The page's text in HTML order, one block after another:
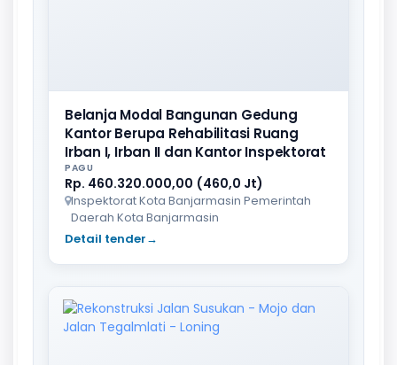
Belanja Modal Bangunan Gedung
Kantor Berupa Rehabilitasi Ruang
Irban I, Irban II dan Kantor Inspektorat
PAGU
Rp. 460.320.000,00 (460,0 Jt)
Inspektorat Kota Banjarmasin Pemerintah
Daerah Kota Banjarmasin
Detail tender→